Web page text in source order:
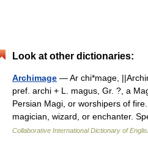
Look at other dictionaries:
Archimage — Ar chi*mage,
pref. archi + L. magus, Gr. ?, a
Persian Magi, or worshipers of
magician, wizard, or enchanter.
Collaborative International Dictionary of